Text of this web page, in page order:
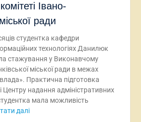
Івано-
ради
студентка кафедри
технологіях Данилюк
стажування у Виконавчому
міської ради в межах
Практична підготовка
Центру надання адміністративних
мала можливість
далі